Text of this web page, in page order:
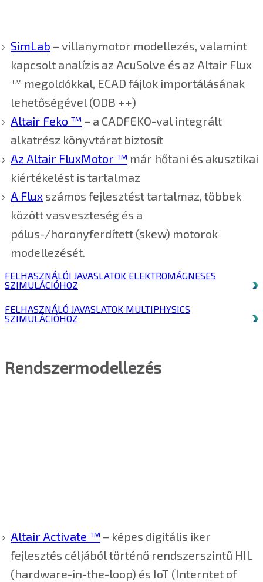
SimLab – villanymotor modellezés, valamint
kapcsolt analízis az AcuSolve és az Altair Flux
™ megoldókkal, ECAD fájlok importálásának
lehetőségével (ODB ++)
Altair Feko ™ – a CADFEKO-val integrált
alkatrész könyvtárat biztosít
Az Altair FluxMotor ™ már hőtani és akusztikai
kiértékelést is tartalmaz
A Flux számos fejlesztést tartalmaz, többek
között vasveszteség és a
pólus-/horonyferdített (skew) motorok
modellezését.
FELHASZNÁLÓI JAVASLATOK ELEKTROMÁGNESES
SZIMULÁCIÓHOZ
FELHASZNÁLÓ JAVASLATOK MULTIPHYSICS
SZIMULÁCIÓHOZ
Rendszermodellezés
Altair Activate ™ – képes digitális iker
fejlesztés céljából történő rendszerszintű HIL
(hardware-in-the-loop) és IoT (Interntet of